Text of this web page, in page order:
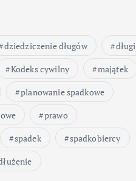
dziedziczenie długów
długi
Kodeks cywilny
majątek
planowanie spadkowe
prawo
spadek
spadkobiercy